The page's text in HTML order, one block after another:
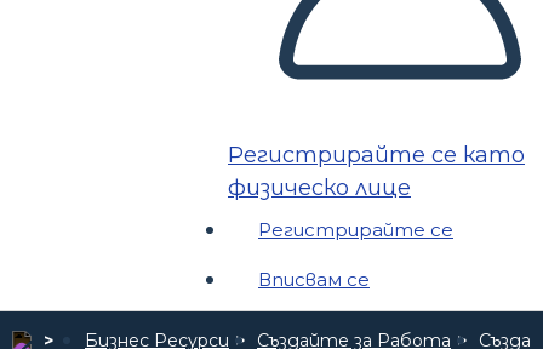
Регистрирайте се като
физическо лице
Регистрирайте се
Вписвам се
Бизнес Ресурси Създайте за Работа